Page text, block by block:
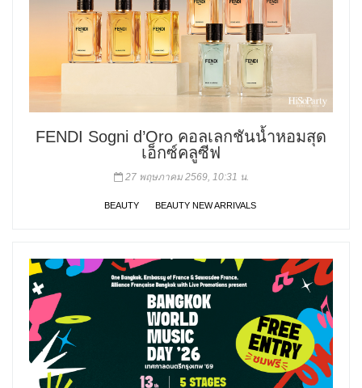
FENDI Sogni d’Oro คอลเลกชันน้ำหอมสุด
เอ็กซ์คลูซีฟ
27 พฤษภาคม 2569, 10:31 น.
BEAUTY BEAUTY NEW ARRIVALS